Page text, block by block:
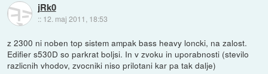
jRk0
:: 12. maj 2011, 18:53
z 2300 ni noben top sistem ampak bass heavy loncki, na zalost.
Edifier s530D so parkrat boljsi. In v zvoku in uporabnosti (stevilo
razlicnih vhodov, zvocniki niso prilotani kar pa tak dalje)